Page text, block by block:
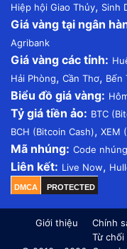
Hiệp hội Giao Thủy, Sinh
Giá vàng tại ngân
Agribank
Giá vàng các tỉnh:
Hải Phòng, Cần Thơ, Bến
Biểu đồ giá vàng:
Tỷ giá tiền ảo: BTC
BCH (Bitcoin Cash), XEM
Mã nhúng: Code
Liên kết: Live Now,
DMCA PROTECTED
Giới thiệu Chính
Từ